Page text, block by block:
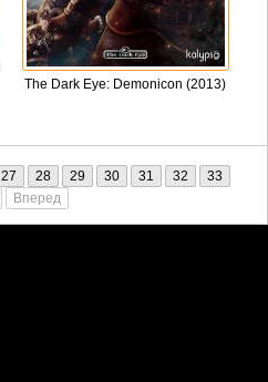
The Dark Eye: Demonicon (2013)
27 28 29 30 31 32
33
Вперед